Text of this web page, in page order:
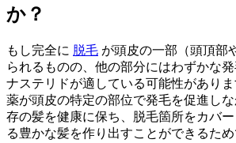
か？
もし完全に 脱毛 が頭皮の一部（頭頂部
られるものの、他の部分にはわずかな
ナステリドが適している可能性があり
薬が頭皮の特定の部位で発毛を促進し
存の髪を健康に保ち、脱毛箇所をカバ
る豊かな髪を作り出すことができるため